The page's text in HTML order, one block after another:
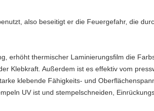
also beseitigt er die Feuergefahr, die
erhöht thermischer Laminierungsfilm die
Klebkraft. Außerdem ist es effektiv vom
klebende Fähigkeits- und
UV ist und stempelschneiden,